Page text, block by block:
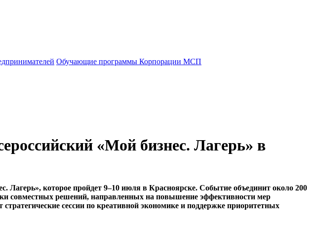
Обучающие программы Корпорации МСП
«Мой бизнес. Лагерь» в
которое пройдет 9–10 июля в Красноярске. Событие объединит около 200
совместных решений, направленных на повышение эффективности мер
сессии по креативной экономике и поддержке приоритетных